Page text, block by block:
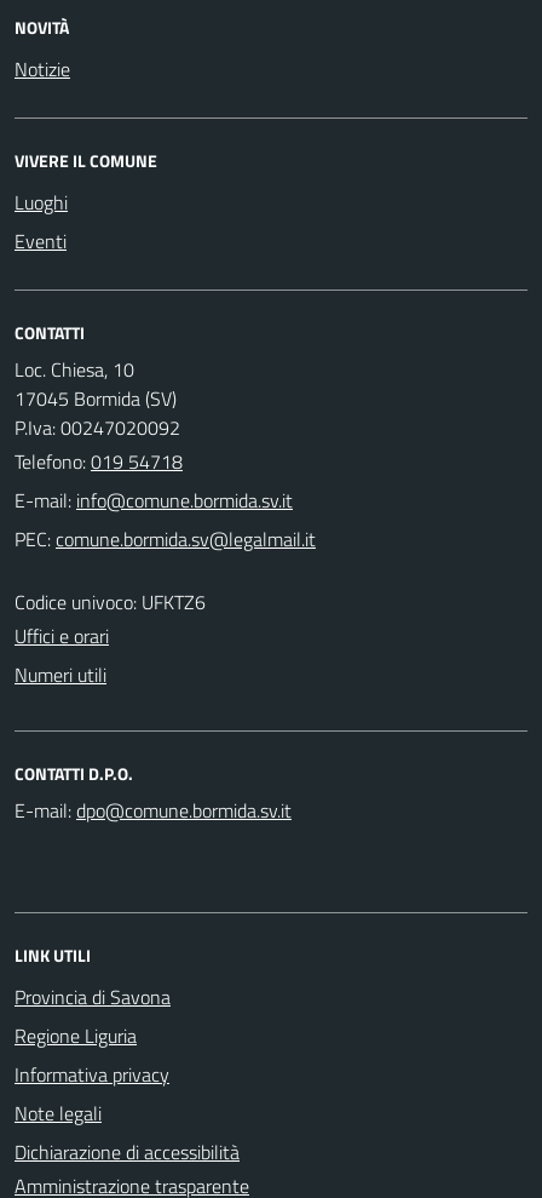
NOVITÀ
Notizie
VIVERE IL COMUNE
Luoghi
Eventi
CONTATTI
Loc. Chiesa, 10
17045 Bormida (SV)
P.Iva: 00247020092
Telefono:019 54718
E-mail:
PEC:
Codice univoco: UFKTZ6
Uffici e orari
Numeri utili
CONTATTI D.P.O.
E-mail:
LINK UTILI
Provincia di Savona
Regione Liguria
Informativa privacy
Note legali
Dichiarazione di accessibilità
Amministrazione trasparente